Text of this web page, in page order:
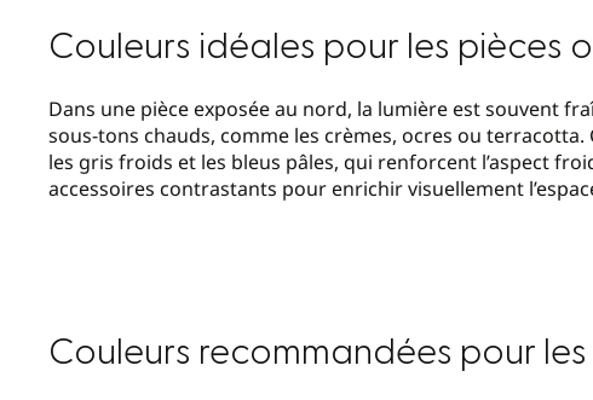
Couleurs idéales pour les pièces
Dans une pièce exposée au nord, la lumière est souvent
sous-tons chauds, comme les crèmes, ocres ou terracotta.
les gris froids et les bleus pâles, qui renforcent l’aspect
accessoires contrastants pour enrichir visuellement
Couleurs recommandées pour